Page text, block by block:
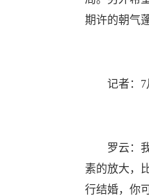
期许的朝气
记者：7月
罗云：我
素的放大，
行结婚，你